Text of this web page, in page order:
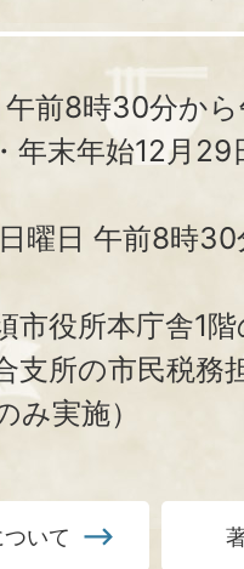
前8時30分か
年末年始12月
曜日 午前8時
市役所本庁舎1
支所の市民税務
み実施）
いて